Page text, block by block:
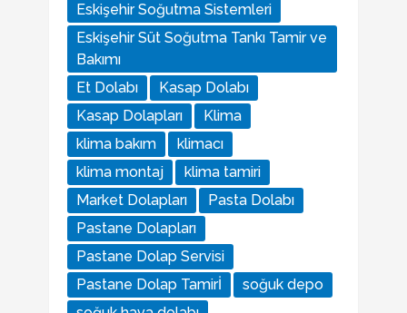
Eskişehir Soğutma Sistemleri
Eskişehir Süt Soğutma Tankı Tamir ve
Bakımı
Et Dolabı
Kasap Dolabı
Kasap Dolapları
Klima
klima bakım
klimacı
klima montaj
klima tamiri
Market Dolapları
Pasta Dolabı
Pastane Dolapları
Pastane Dolap Servisi
Pastane Dolap Tamirİ
soğuk depo